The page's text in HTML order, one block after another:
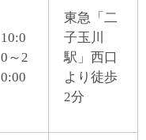
10:0
0～2
0:00
東急「二
子玉川
駅」西口
より徒歩
2分